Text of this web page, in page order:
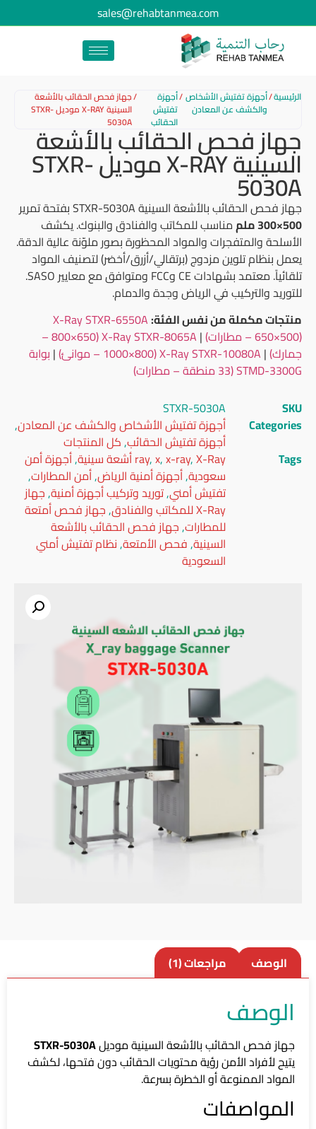
sales@rehabtanmea.com
الرئيسية/أجهزة تفتيش الأشخاص
والكشف عن المعادن
/أجهزة
تفتيش
الحقائب
/جهاز فحص الحقائب بالأشعة
السينية X-RAY موديل STXR-
5030A
جهاز فحص الحقائب بالأشعة
السينية X-RAY موديل STXR-
5030A
جهاز فحص الحقائب بالأشعة السينية STXR-5030A بفتحة تمرير
500×300 ملم
مناسب للمكاتب والفنادق والبنوك. يكشف
الأسلحة والمتفجرات والمواد المحظورة بصور ملوّنة عالية الدقة.
يعمل بنظام تلوين مزدوج (برتقالي/أزرق/أخضر) لتصنيف المواد
تلقائياً. معتمد بشهادات CE وFCC ومتوافق مع معايير SASO.
للتوريد والتركيب في الرياض وجدة والدمام.
منتجات مكملة من نفس الفئة:X-Ray STXR-6550A
(650×500 – مطارات)
|
X-Ray STXR-8065A (800×650 –
جمارك)| X-Ray STXR-10080A (1000×800 – موانئ) | بوابة
STMD-3300G (33 منطقة – مطارات)
SKU
STXR-5030A
Categories
أجهزة تفتيش الأشخاص والكشف عن المعادن,
أجهزة تفتيش الحقائب,كل المنتجات
Tags
ray,x,x-ray,X-Ray أشعة سينية ,أجهزة أمن
سعودية,أجهزة أمنية الرياض,أمن المطارات,
تفتيش أمني,توريد وتركيب أجهزة أمنية,جهاز
X-Ray للمكاتب والفنادق
,جهاز فحص أمتعة
للمطارات,جهاز فحص الحقائب بالأشعة
السينية,فحص الأمتعة,نظام تفتيش أمني
السعودية
الوصف مراجعات (1)
الوصف
جهاز فحص الحقائب بالأشعة السينية موديلSTXR-5030A
يتيح لأفراد الأمن رؤية محتويات الحقائب دون فتحها، لكشف
المواد الممنوعة أو الخطرة بسرعة.
المواصفات